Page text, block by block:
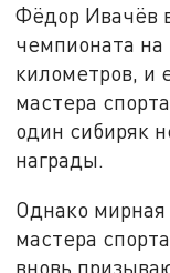
Фёдор Ивачёв
чемпионата
километров, и
мастера
один сибиряк
награды.
Однако
мастера
вновь